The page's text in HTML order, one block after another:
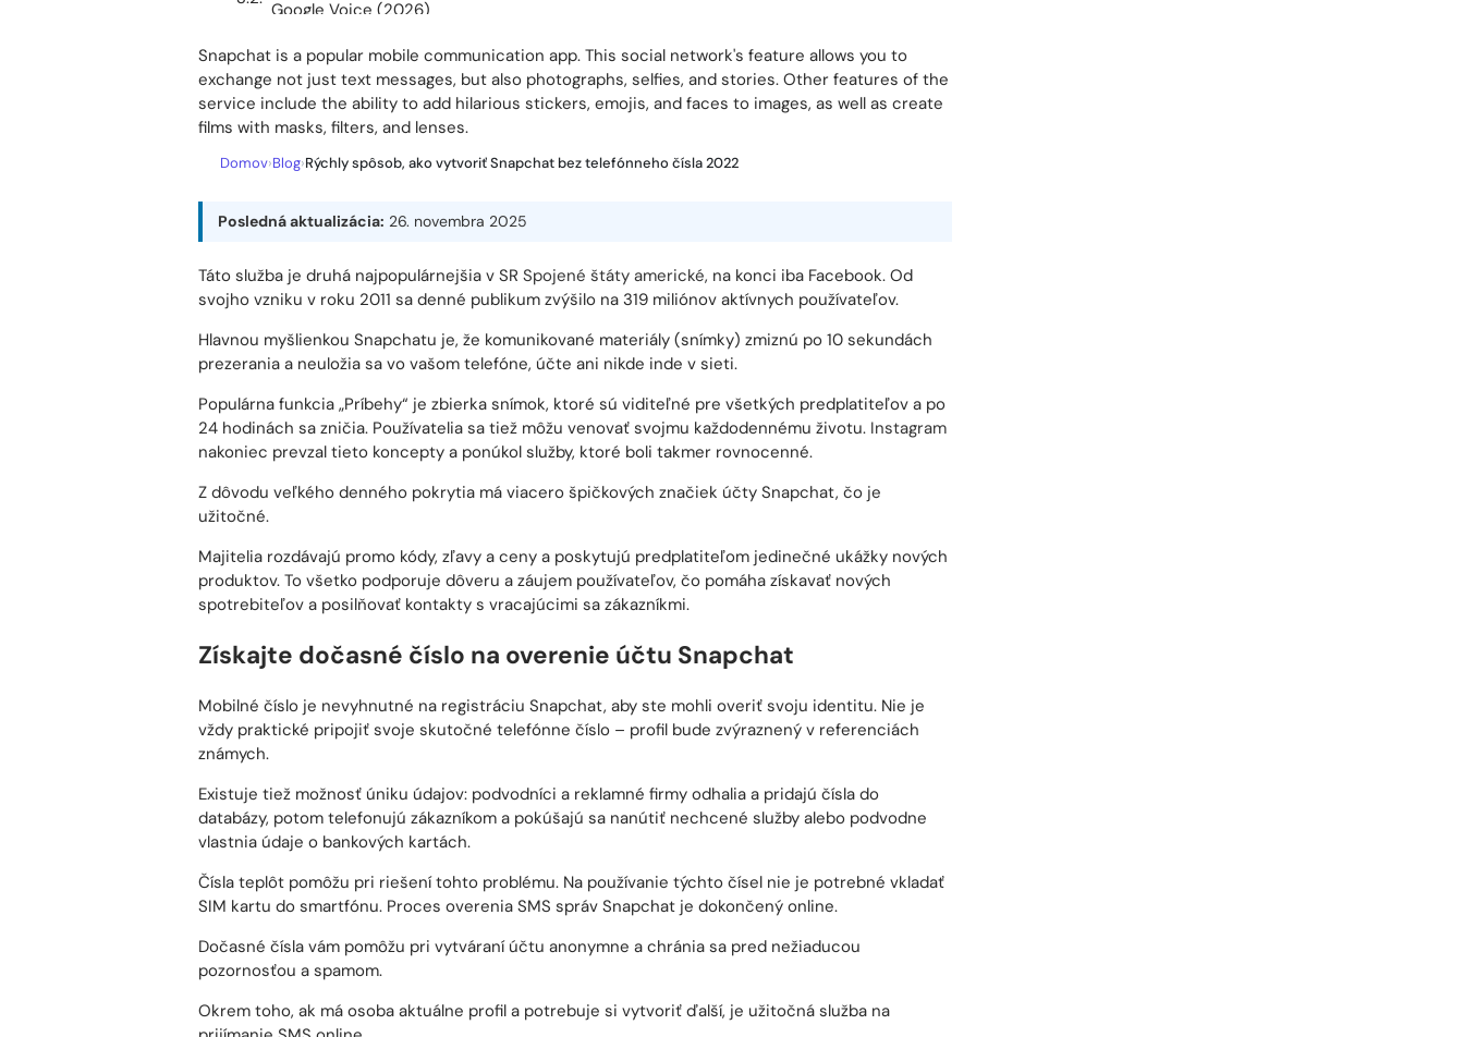
exchange not just text messages, but also photographs, selfies, and stories. Other features of the
films with masks, filters, and lenses.
Domov› Blog›Rýchly spôsob, ako vytvoriť Snapchat bez telefónneho čísla 2022
Táto služba je druhá najpopulárnejšia v SR
svojho vzniku v roku 2011 sa denné publikum zvýšilo na 319 miliónov aktívnych používateľov.
Hlavnou myšlienkou Snapchatu je, že komunikované materiály (snímky) zmiznú po 10 sekundách
prezerania a neuložia sa vo vašom telefóne, účte ani nikde inde v sieti.
Populárna funkcia „Príbehy“ je zbierka snímok, ktoré sú viditeľné pre všetkých predplatiteľov a po
24 hodinách sa zničia. Používatelia sa tiež môžu venovať svojmu každodennému životu.
nakoniec prevzal tieto koncepty a ponúkol služby, ktoré boli takmer rovnocenné.
Z dôvodu veľkého denného pokrytia má viacero špičkových značiek účty Snapchat, čo je
užitočné.
Majitelia rozdávajú promo kódy, zľavy a ceny a poskytujú predplatiteľom jedinečné ukážky nových
produktov. To všetko podporuje dôveru a záujem používateľov, čo pomáha získavať nových
Získajte dočasné číslo na overenie účtu Snapchat
vždy praktické pripojiť svoje skutočné telefónne číslo – profil bude zvýraznený v referenciách
Existuje tiež možnosť úniku údajov: podvodníci a reklamné firmy odhalia a pridajú čísla do
databázy, potom telefonujú zákazníkom a pokúšajú sa nanútiť nechcené služby alebo podvodne
vlastnia údaje o bankových kartách.
Čísla teplôt pomôžu pri riešení tohto problému. Na používanie týchto čísel nie je potrebné vkladať
SIM kartu do smartfónu. Proces overenia SMS správ Snapchat je dokončený online.
Dočasné čísla vám pomôžu pri vytváraní účtu anonymne a chránia sa pred nežiaducou
pozornosťou a spamom.
Okrem toho, ak má osoba aktuálne profil a potrebuje si vytvoriť ďalší, je užitočná služba na
prijímanie SMS online.
Veľké množstvo profilov umožňuje väčšie pokrytie a zasielanie reklamných správ ďalším
používateľom bez rizika zablokovania primárneho profilu.